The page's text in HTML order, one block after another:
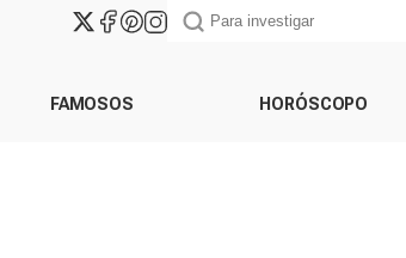
FAMOSOS HORÓSCOPO